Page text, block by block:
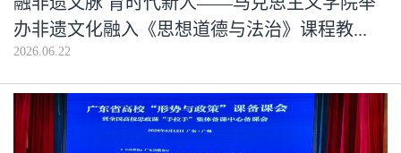
办非遗文化融入《思想道德与法治》课程教...
2026.06.22